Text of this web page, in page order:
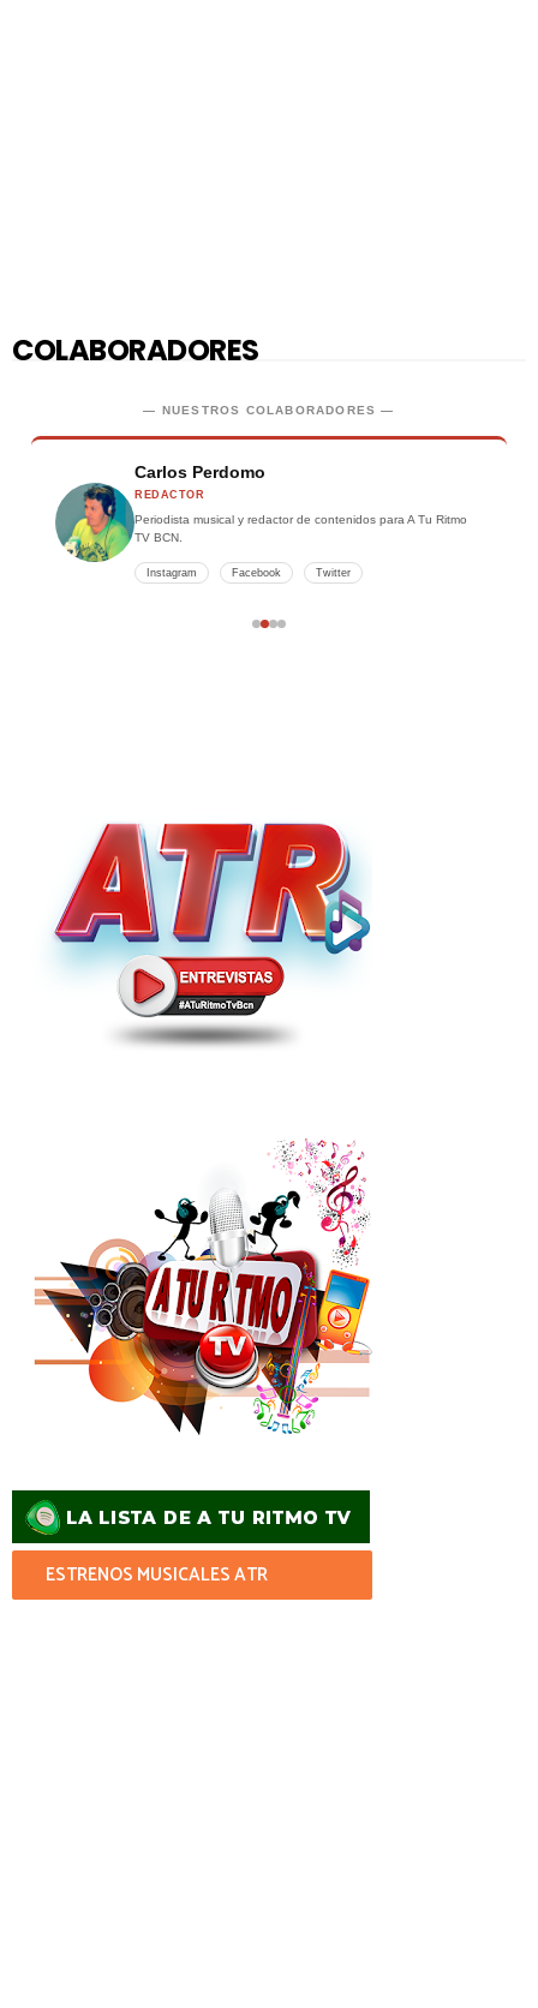
COLABORADORES
— NUESTROS COLABORADORES —
Carlos Perdomo
REDACTOR
Periodista musical y redactor de contenidos para A Tu Ritmo
TV BCN.
Instagram Facebook Twitter
ESTRENOS MUSICALES ATR